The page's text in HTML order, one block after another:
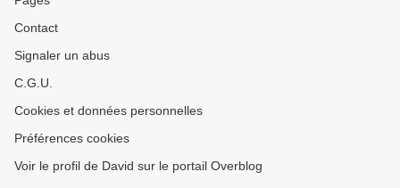
Contact
Signaler un abus
C.G.U.
Cookies et données personnelles
Préférences cookies
Voir le profil de David sur le portail Overblog